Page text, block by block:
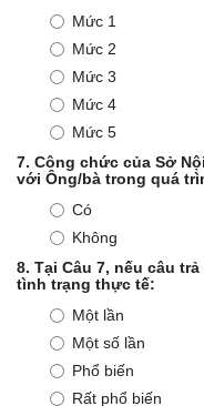
Mức 1
Mức 2
Mức 3
Mức 4
Mức 5
7. Công chức của Sở
với Ông/bà trong quá
Có
Không
8. Tại Câu 7, nếu câu
tình trạng thực tế:
Một lần
Một số lần
Phổ biến
Rất phổ biến